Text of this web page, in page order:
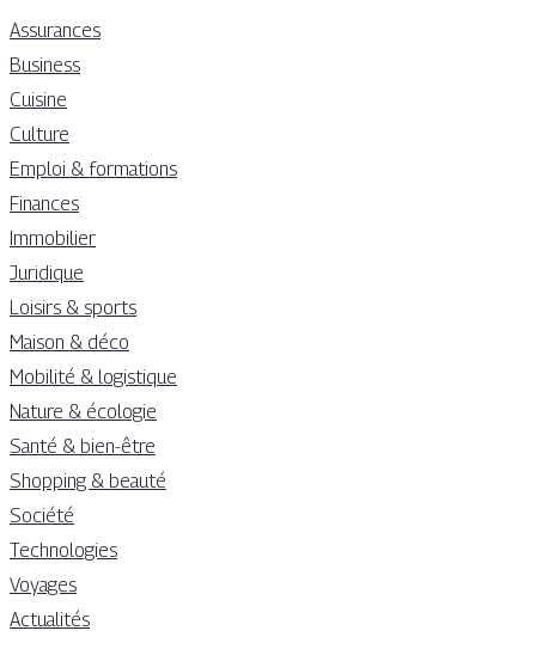
Assurances
Business
Cuisine
Culture
Emploi & formations
Finances
Immobilier
Juridique
Loisirs & sports
Maison & déco
Mobilité & logistique
Nature & écologie
Santé & bien-être
Shopping & beauté
Société
Technologies
Voyages
Actualités